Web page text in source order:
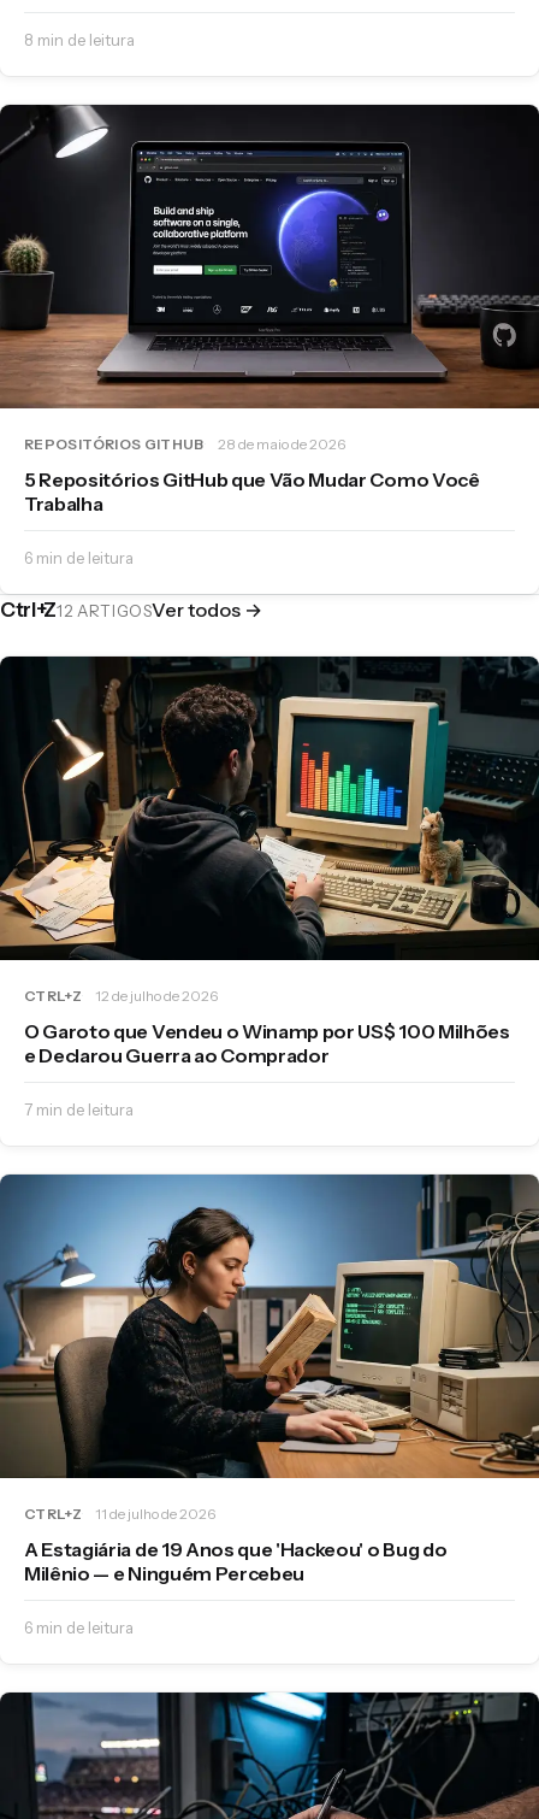
8 min de leitura
REPOSITÓRIOS GITHUB 28 de maio de 2026
5 Repositórios GitHub que Vão Mudar Como Você
Trabalha
6 min de leitura
Ctrl+Z12 ARTIGOSVer todos →
CTRL+Z 12 de julho de 2026
O Garoto que Vendeu o Winamp por US$ 100 Milhões
e Declarou Guerra ao Comprador
7 min de leitura
CTRL+Z 11 de julho de 2026
A Estagiária de 19 Anos que 'Hackeou' o Bug do
Milênio — e Ninguém Percebeu
6 min de leitura